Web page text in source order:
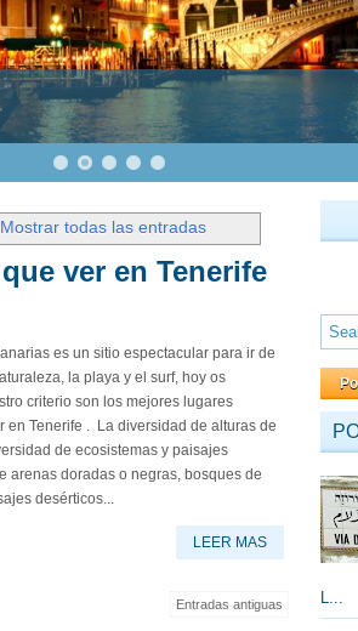
Mostrar todas las entradas
ver en Tenerife
es un sitio espectacular para ir de
la playa y el surf, hoy os
criterio son los mejores lugares
en Tenerife . La diversidad de alturas de
de ecosistemas y paisajes
arenas doradas o negras, bosques de
desérticos...
LEER MAS
Entradas antiguas
L...